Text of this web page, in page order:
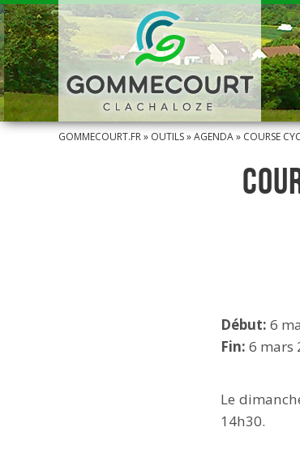
GOMMECOURT.FR» OUTILS»AGENDA» COURSE
Début: 6
Fin: 6 mars
Le
14h30.